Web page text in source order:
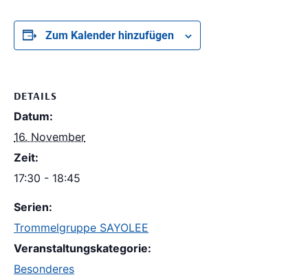
Zum Kalender hinzufügen
DETAILS
Datum:
16. November
Zeit:
17:30 - 18:45
Serien:
Trommelgruppe SAYOLEE
Veranstaltungskategorie:
Besonderes